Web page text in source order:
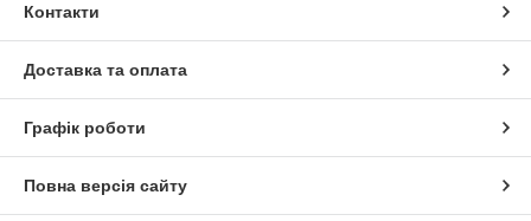
Контакти
Доставка та оплата
Графік роботи
Повна версія сайту